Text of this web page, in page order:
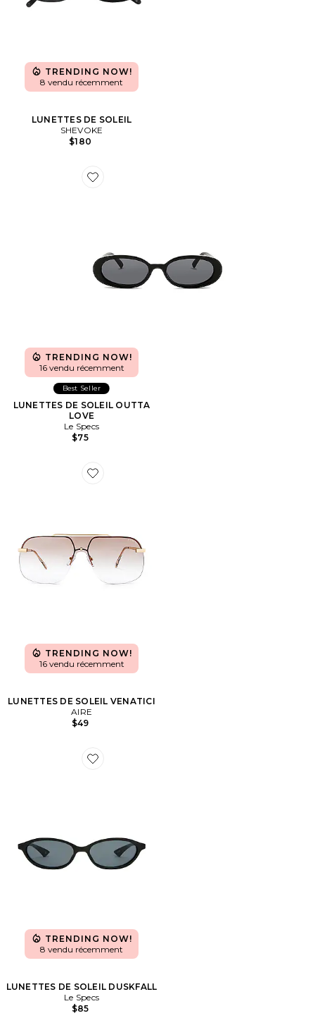
TRENDING NOW!
8 vendu récemment
LUNETTES DE SOLEIL
SHEVOKE
$180
Favorite LUNETTES DE SOLEIL OUTTA LOVE
TRENDING NOW!
16 vendu récemment
Best Seller
LUNETTES DE SOLEIL OUTTA
LOVE
Le Specs
$75
Favorite LUNETTES DE SOLEIL VENATICI
TRENDING NOW!
16 vendu récemment
LUNETTES DE SOLEIL VENATICI
AIRE
$49
Favorite LUNETTES DE SOLEIL DUSKFALL
TRENDING NOW!
8 vendu récemment
LUNETTES DE SOLEIL DUSKFALL
Le Specs
$85